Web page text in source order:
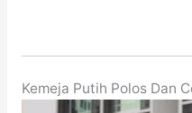
Kemeja Putih Polos Dan